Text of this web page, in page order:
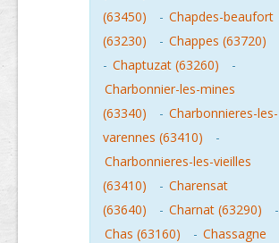
(63450)
- Chapdes-beaufort
(63230)
- Chappes (63720)
- Chaptuzat (63260)
-
Charbonnier-les-mines
(63340)
- Charbonnieres-les-
varennes (63410)
-
Charbonnieres-les-vieilles
(63410)
- Charensat
(63640)
- Charnat (63290)
-
Chas (63160)
- Chassagne